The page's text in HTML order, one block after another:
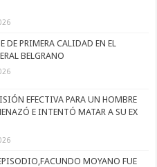
DE PRIMERA CALIDAD EN EL
BELGRANO
EFECTIVA PARA UN HOMBRE
E INTENTÓ MATAR A SU EX
MOYANO FUE